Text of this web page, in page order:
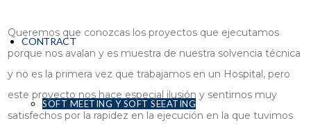
CONTRACT
SOFT MEETING Y SOFT SEEATING
Queremos que conozcas los proyectos que ejecutamos
porque nos avalan y es muestra de nuestra solvencia técnica
y no es la primera vez que trabajamos en un Hospital, pero
este proyecto nos hace especial ilusión y sentirnos muy
satisfechos por la rapidez en la ejecución en la que tuvimos